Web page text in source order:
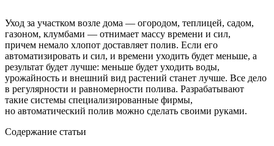
Уход за участком возле дома — огородом, теплицей, садом,
газоном, клумбами — отнимает массу времени и сил,
причем немало хлопот доставляет полив. Если его
автоматизировать и сил, и времени уходить будет меньше, а
результат будет лучше: меньше будет уходить воды,
урожайность и внешний вид растений станет лучше. Все дело
в регулярности и равномерности полива. Разрабатывают
такие системы специализированные фирмы,
но автоматический полив можно сделать своими руками.
Содержание статьи